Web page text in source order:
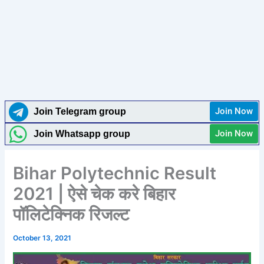
Join Telegram group Join Now
Join Whatsapp group Join Now
Bihar Polytechnic Result
2021 | ऐसे चेक करे बिहार
पॉलिटेक्निक रिजल्ट
October 13, 2021